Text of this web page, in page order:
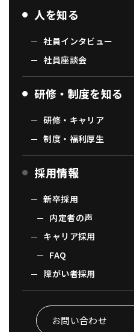
人を知る
社員インタビュー
社員座談会
研修・制度を知る
研修・キャリア
制度・福利厚生
採用情報
新卒採用
内定者の声
キャリア採用
FAQ
障がい者採用
お問い合わせ